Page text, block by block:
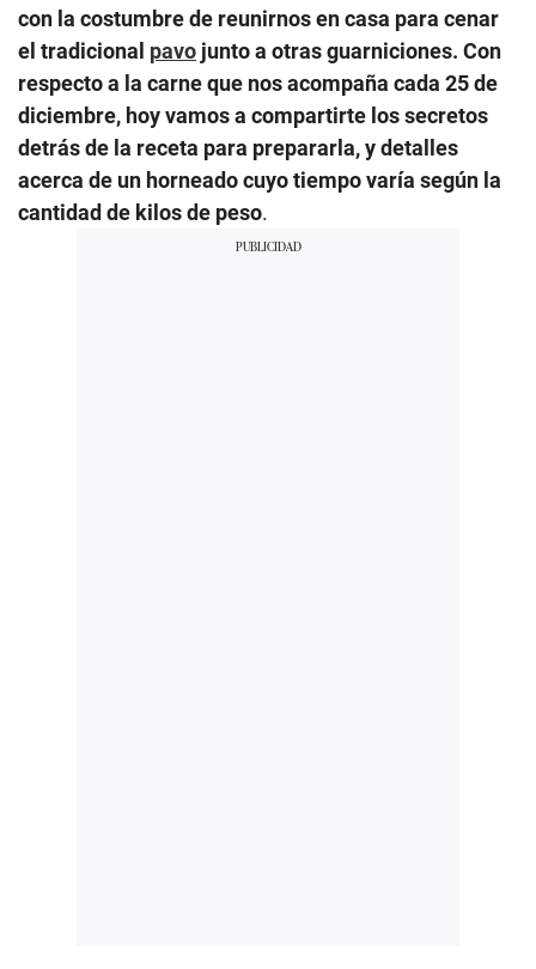
con la costumbre de reunirnos en casa para cenar
el tradicional pavo junto a otras guarniciones. Con
respecto a la carne que nos acompaña cada 25 de
diciembre, hoy vamos a compartirte los secretos
detrás de la receta para prepararla, y detalles
acerca de un horneado cuyo tiempo varía según la
cantidad de kilos de peso.